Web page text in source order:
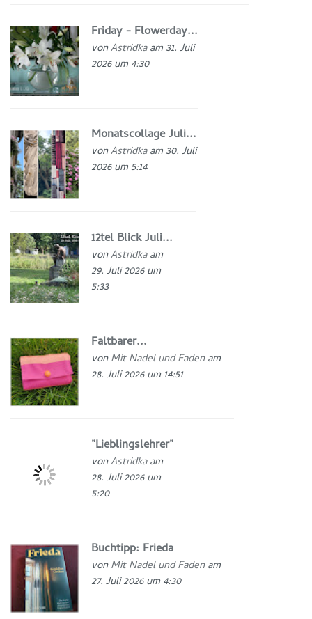
Friday - Flowerday...
vonAstridkaam 31. Juli
2026 um 4:30
Monatscollage Juli...
vonAstridkaam 30. Juli
2026 um 5:14
12tel Blick Juli...
vonAstridkaam
29. Juli 2026 um
5:33
Faltbarer...
vonMit Nadel und Fadenam
28. Juli 2026 um 14:51
"Lieblingslehrer"
vonAstridkaam
28. Juli 2026 um
5:20
Buchtipp: Frieda
vonMit Nadel und Fadenam
27. Juli 2026 um 4:30